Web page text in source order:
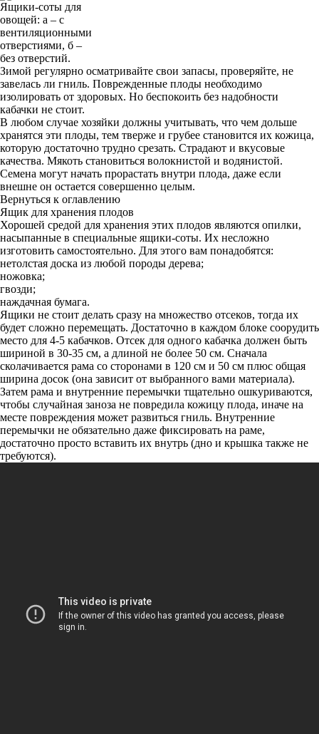
Ящики-соты для
овощей: а – с
вентиляционными
отверстиями, б –
без отверстий.
Зимой регулярно осматривайте свои запасы, проверяйте, не
завелась ли гниль. Поврежденные плоды необходимо
изолировать от здоровых. Но беспокоить без надобности
кабачки не стоит.
В любом случае хозяйки должны учитывать, что чем дольше
хранятся эти плоды, тем тверже и грубее становится их кожица,
которую достаточно трудно срезать. Страдают и вкусовые
качества. Мякоть становиться волокнистой и водянистой.
Семена могут начать прорастать внутри плода, даже если
внешне он остается совершенно целым.
Вернуться к оглавлению
Ящик для хранения плодов
Хорошей средой для хранения этих плодов являются опилки,
насыпанные в специальные ящики-соты. Их несложно
изготовить самостоятельно. Для этого вам понадобятся:
нетолстая доска из любой породы дерева;
ножовка;
гвозди;
наждачная бумага.
Ящики не стоит делать сразу на множество отсеков, тогда их
будет сложно перемещать. Достаточно в каждом блоке соорудить
место для 4-5 кабачков. Отсек для одного кабачка должен быть
шириной в 30-35 см, а длиной не более 50 см. Сначала
сколачивается рама со сторонами в 120 см и 50 см плюс общая
ширина досок (она зависит от выбранного вами материала).
Затем рама и внутренние перемычки тщательно ошкуриваются,
чтобы случайная заноза не повредила кожицу плода, иначе на
месте повреждения может развиться гниль. Внутренние
перемычки не обязательно даже фиксировать на раме,
достаточно просто вставить их внутрь (дно и крышка также не
требуются).